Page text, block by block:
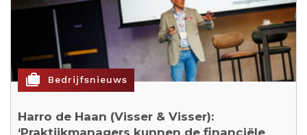
cases Bedrijfsnieuws
Harro de Haan (Visser & Visser):